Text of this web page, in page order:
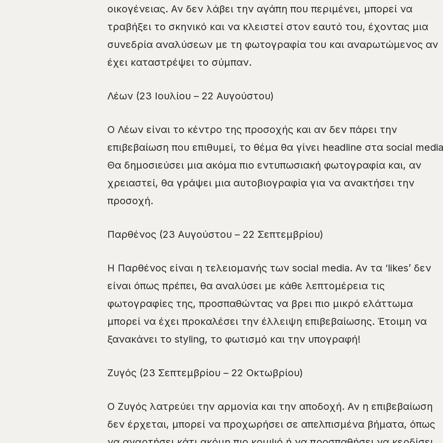
οικογένειας. Αν δεν λάβει την αγάπη που περιμένει, μπορεί να
τραβήξει το σκηνικό και να κλειστεί στον εαυτό του, έχοντας μια
συνεδρία αναλύσεων με τη φωτογραφία του και αναρωτώμενος αν
έχει καταστρέψει το σύμπαν.
Λέων (23 Ιουλίου – 22 Αυγούστου)
Ο Λέων είναι το κέντρο της προσοχής και αν δεν πάρει την
επιβεβαίωση που επιθυμεί, το θέμα θα γίνει headline στα social
Θα δημοσιεύσει μια ακόμα πιο εντυπωσιακή φωτογραφία και, αν
χρειαστεί, θα γράψει μια αυτοβιογραφία για να ανακτήσει την
προσοχή.
Παρθένος (23 Αυγούστου – 22 Σεπτεμβρίου)
Η Παρθένος είναι η τελειομανής των social media. Αν τα ‘likes’ δεν
είναι όπως πρέπει, θα αναλύσει με κάθε λεπτομέρεια τις
φωτογραφίες της, προσπαθώντας να βρει πιο μικρό ελάττωμα
μπορεί να έχει προκαλέσει την έλλειψη επιβεβαίωσης. Έτοιμη να
ξανακάνει το styling, το φωτισμό και την υπογραφή!
Ζυγός (23 Σεπτεμβρίου – 22 Οκτωβρίου)
Ο Ζυγός λατρεύει την αρμονία και την αποδοχή. Αν η επιβεβαίωση
δεν έρχεται, μπορεί να προχωρήσει σε απελπισμένα βήματα, όπως